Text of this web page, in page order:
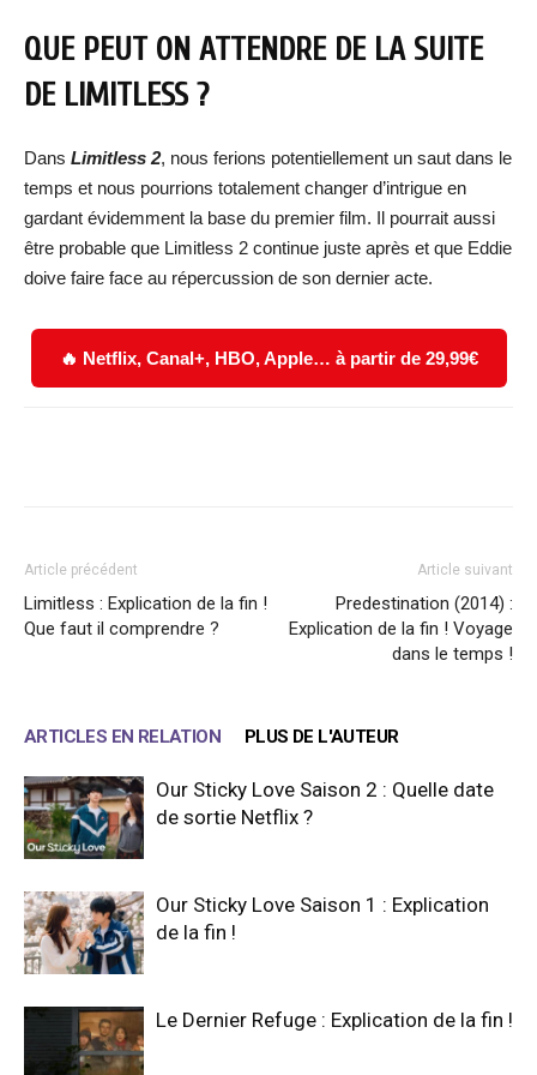
QUE PEUT ON ATTENDRE DE LA SUITE
DE LIMITLESS ?
Dans Limitless 2, nous ferions potentiellement un saut dans le
temps et nous pourrions totalement changer d’intrigue en
gardant évidemment la base du premier film. Il pourrait aussi
être probable que Limitless 2 continue juste après et que Eddie
doive faire face au répercussion de son dernier acte.
🔥 Netflix, Canal+, HBO, Apple… à partir de 29,99€
Article précédent
Limitless : Explication de la fin !
Que faut il comprendre ?
Article suivant
Predestination (2014) :
Explication de la fin ! Voyage
dans le temps !
ARTICLES EN RELATION PLUS DE L'AUTEUR
Our Sticky Love Saison 2 : Quelle date
de sortie Netflix ?
Our Sticky Love Saison 1 : Explication
de la fin !
Le Dernier Refuge : Explication de la fin !